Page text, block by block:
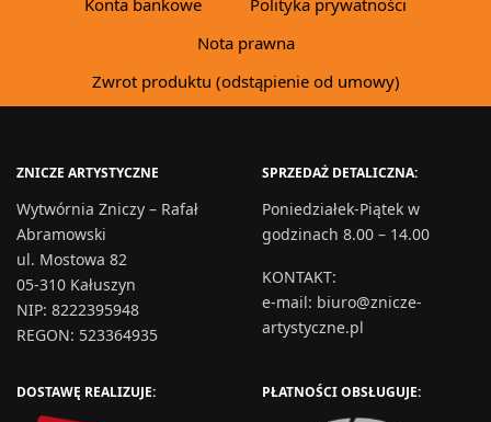
Nota prawna
Zwrot produktu (odstąpienie od umowy)
ZNICZE ARTYSTYCZNE
Wytwórnia Zniczy – Rafał
Abramowski
ul. Mostowa 82
05-310 Kałuszyn
NIP: 8222395948
REGON: 523364935
SPRZEDAŻ DETALICZNA:
Poniedziałek-Piątek w
godzinach 8.00 – 14.00
KONTAKT:
e-mail: biuro@znicze-
artystyczne.pl
DOSTAWĘ REALIZUJE: PŁATNOŚCI OBSŁUGUJE: